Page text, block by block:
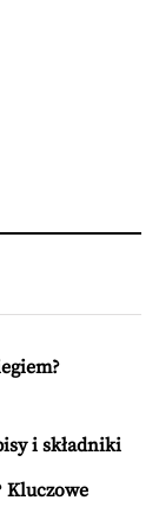
i składniki
Kluczowe